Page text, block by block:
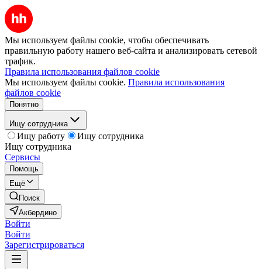
Мы используем файлы cookie, чтобы обеспечивать
правильную работу нашего веб-сайта и анализировать сетевой
трафик.
Правила использования файлов cookie
Мы используем файлы cookie. Правила использования
файлов cookie
Понятно
Ищу сотрудника
Ищу работу
Ищу сотрудника
Ищу сотрудника
Сервисы
Помощь
Ещё
Поиск
Акбердино
Войти
Войти
Зарегистрироваться